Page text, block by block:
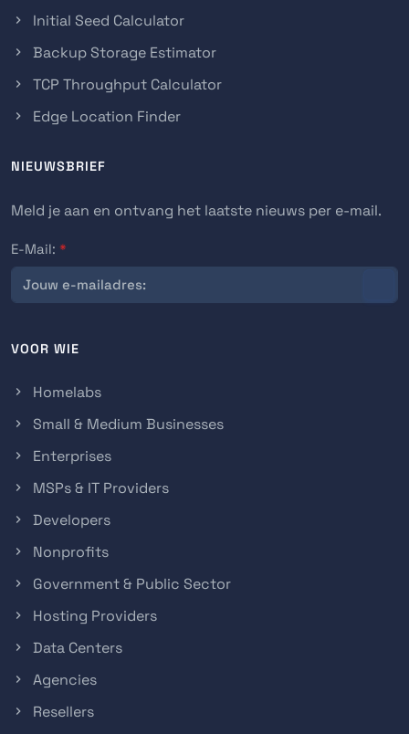
Initial Seed Calculator
Backup Storage Estimator
TCP Throughput Calculator
Edge Location Finder
NIEUWSBRIEF
Meld je aan en ontvang het laatste nieuws per e-mail.
E-Mail: *
VOOR WIE
Homelabs
Small & Medium Businesses
Enterprises
MSPs & IT Providers
Developers
Nonprofits
Government & Public Sector
Hosting Providers
Data Centers
Agencies
Resellers